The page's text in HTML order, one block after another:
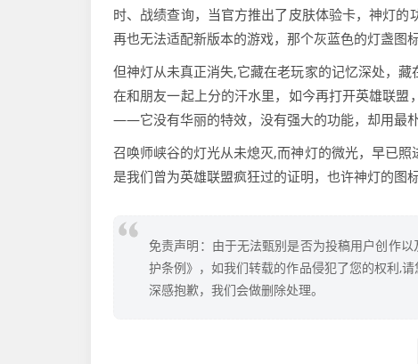
时、战绩查询，当官方推出了皮肤体验卡，神灯
再也无法适配新版本的游戏，那个灰蓝色的灯盏图
但神灯从未真正消失,它藏在老玩家的记忆深处，
在和朋友一起上分的汗水里，如今再打开英雄联
——它没有华丽的特效，没有强大的功能，却用最
召唤师峡谷的灯光从未熄灭,而神灯的微光，早已照
是我们曾为英雄联盟疯狂过的证明，也许神灯的图
免责声明：由于无法甄别是否为投稿用户创作
护条例》，如我们转载的作品侵犯了您的权利,
深感抱歉，我们会做删除处理。